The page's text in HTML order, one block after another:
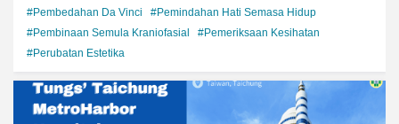
#Pembedahan Da Vinci
#Pemindahan Hati Semasa Hidup
#Pembinaan Semula Kraniofasial
#Pemeriksaan Kesihatan
#Perubatan Estetika